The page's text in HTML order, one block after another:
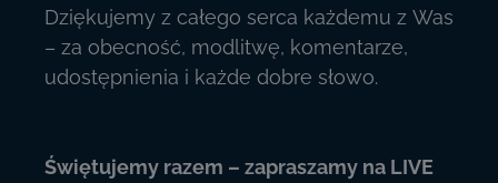
Dziękujemy z całego serca każdemu z Was
– za obecność, modlitwę, komentarze,
udostępnienia i każde dobre słowo.
Świętujemy razem – zapraszamy na LIVE